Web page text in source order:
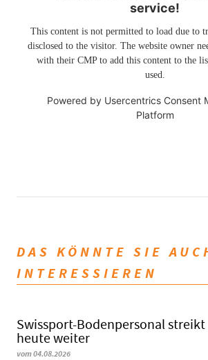
service!
This content is not permitted to load due to
disclosed to the visitor. The website owner
with their CMP to add this content to the
used.
Powered by Usercentrics Consent
Platform
DAS KÖNNTE SIE
INTERESSIEREN
Swissport-Bodenpersonal
heute weiter
vom 04.08.2026